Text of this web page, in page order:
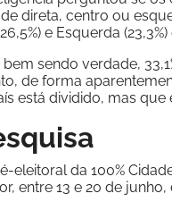
direta, centro ou
e Esquerda
sendo verdade,
de forma
está dividido, mas
eleitoral da 100%
entre 13 e 20 de